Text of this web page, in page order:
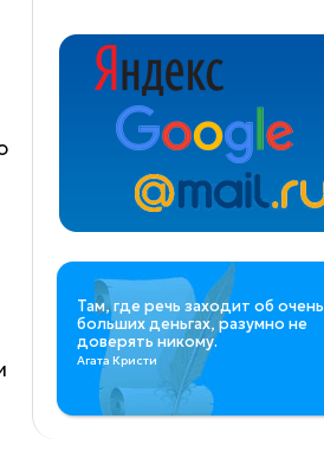
Там, где речь заходит об очень
больших деньгах, разумно не
доверять никому.
Агата Кристи